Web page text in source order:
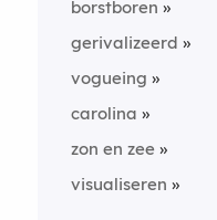
borstboren
gerivalizeerd
vogueing
carolina
zon en zee
visualiseren